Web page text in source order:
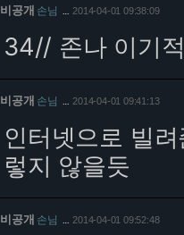
비공개 손님 2014-04-01 09:38:09
34// 존나 이기
비공개 손님 2014-04-01 09:41:13
인터넷으로 빌
렇지 않을듯
비공개 손님 2014-04-01 09:52:48